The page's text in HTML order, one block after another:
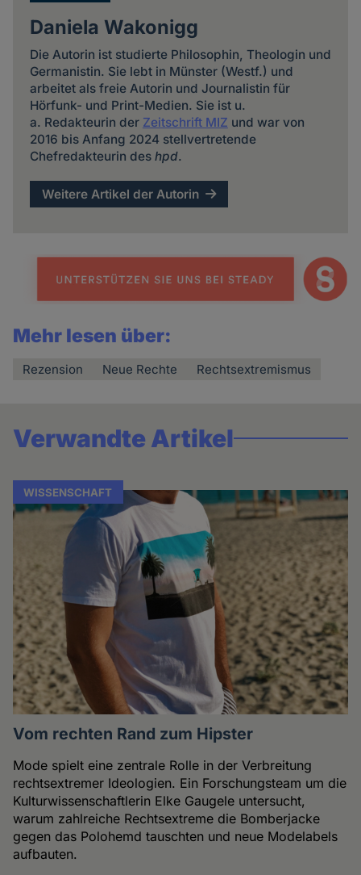
Daniela Wakonigg
Die Autorin ist studierte Philosophin, Theologin und
Germanistin. Sie lebt in Münster (Westf.) und
arbeitet als freie Autorin und Journalistin für
Hörfunk- und Print-Medien. Sie ist u.
a. Redakteurin der Zeitschrift MIZ und war von
2016 bis Anfang 2024 stellvertretende
Chefredakteurin des hpd.
Weitere Artikel der Autorin
Mehr lesen über:
Rezension Neue Rechte Rechtsextremismus
Verwandte Artikel
WISSENSCHAFT
Vom rechten Rand zum Hipster
Mode spielt eine zentrale Rolle in der Verbreitung
rechtsextremer Ideologien. Ein Forschungsteam um die
Kulturwissenschaftlerin Elke Gaugele untersucht,
warum zahlreiche Rechtsextreme die Bomberjacke
gegen das Polohemd tauschten und neue Modelabels
aufbauten.